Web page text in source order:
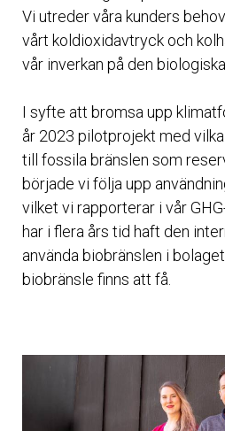
Vi utreder våra kunders
vårt koldioxidavtryck och
vår inverkan på den
I syfte att bromsa upp
år 2023 pilotprojekt med
till fossila bränslen som
började vi följa upp
vilket vi rapporterar i vår
har i flera års tid haft den
använda biobränslen i
biobränsle finns att få.